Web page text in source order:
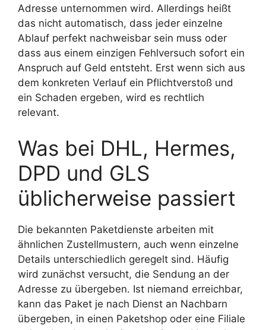
Adresse unternommen wird. Allerdings heißt
das nicht automatisch, dass jeder einzelne
Ablauf perfekt nachweisbar sein muss oder
dass aus einem einzigen Fehlversuch sofort ein
Anspruch auf Geld entsteht. Erst wenn sich aus
dem konkreten Verlauf ein Pflichtverstoß und
ein Schaden ergeben, wird es rechtlich
relevant.
Was bei DHL, Hermes,
DPD und GLS
üblicherweise passiert
Die bekannten Paketdienste arbeiten mit
ähnlichen Zustellmustern, auch wenn einzelne
Details unterschiedlich geregelt sind. Häufig
wird zunächst versucht, die Sendung an der
Adresse zu übergeben. Ist niemand erreichbar,
kann das Paket je nach Dienst an Nachbarn
übergeben, in einen Paketshop oder eine Filiale